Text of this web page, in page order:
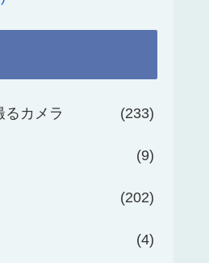
るカメラ 233
9
202
4